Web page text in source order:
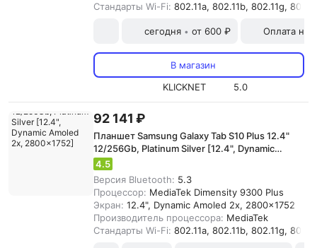
Стандарты Wi-Fi: 802.11a, 802.11b, 802.11g,
сегодня • от 600 ₽ Оплата
В магазин
KLICKNET
5.0
92 141 ₽
Планшет Samsung Galaxy Tab S10 Plus 12.4"
12/256Gb, Platinum Silver [12.4", Dynamic
Amoled 2x, 2800x1752]
4.5
Версия Bluetooth: 5.3
Процессор: MediaTek Dimensity 9300 Plus
Экран: 12.4", Dynamic Amoled 2x, 2800x1752
Производитель процессора: MediaTek
Стандарты Wi-Fi: 802.11a, 802.11b, 802.11g,